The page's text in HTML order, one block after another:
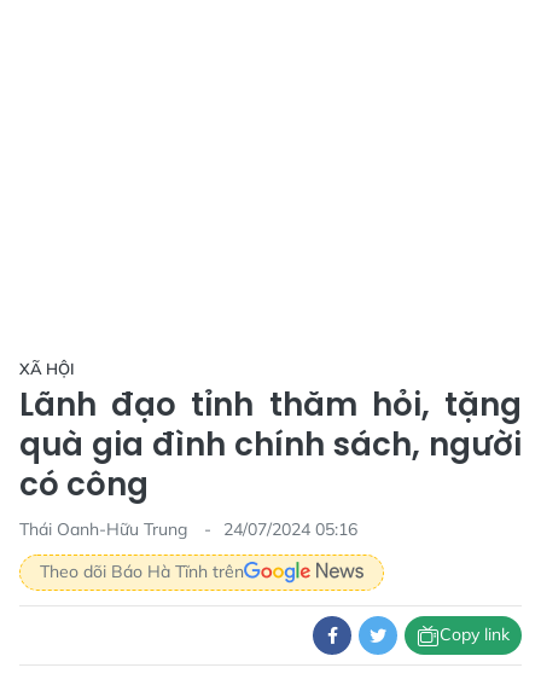
XÃ HỘI
Lãnh đạo tỉnh thăm hỏi, tặng
quà gia đình chính sách, người
có công
Thái Oanh-Hữu Trung
24/07/2024 05:16
Theo dõi Báo Hà Tĩnh trên
Copy link